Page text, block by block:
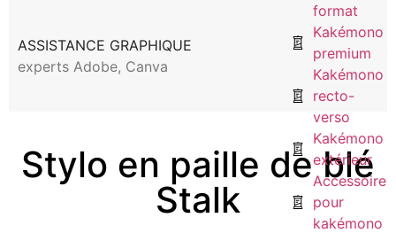
format
Kakémono
premium
Kakémono
recto-
verso
Kakémono
extérieur
Accessoire
pour
kakémono
ASSISTANCE GRAPHIQUE
experts Adobe, Canva
Stylo en paille de blé
Stalk